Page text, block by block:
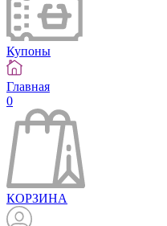
Купоны
Главная
0
КОРЗИНА